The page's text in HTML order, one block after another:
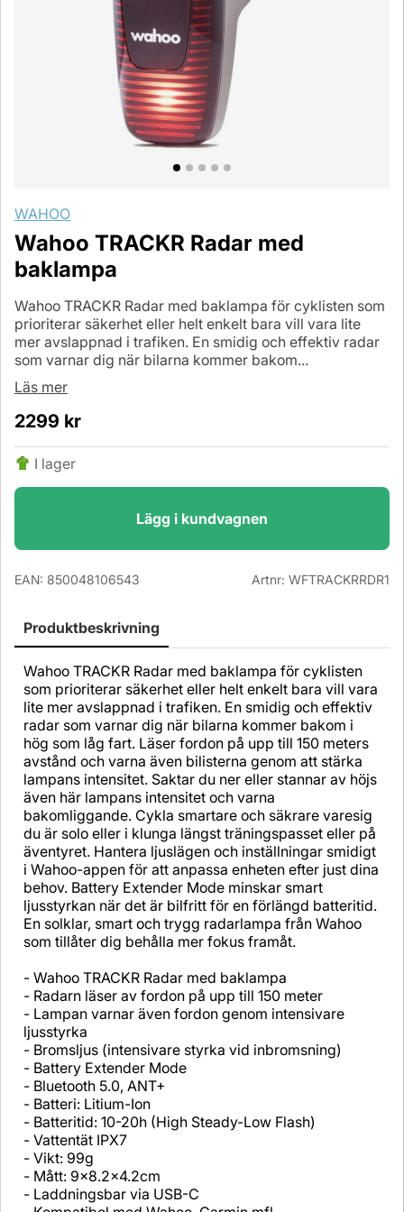
WAHOO
Wahoo TRACKR Radar med
baklampa
Wahoo TRACKR Radar med baklampa för cyklisten som
prioriterar säkerhet eller helt enkelt bara vill vara lite
mer avslappnad i trafiken. En smidig och effektiv radar
som varnar dig när bilarna kommer bakom...
Läs mer
2299 kr
I lager
Lägg i kundvagnen
EAN: 850048106543 Artnr: WFTRACKRRDR1
Produktbeskrivning
Wahoo TRACKR Radar med baklampa för cyklisten
som prioriterar säkerhet eller helt enkelt bara vill vara
lite mer avslappnad i trafiken. En smidig och effektiv
radar som varnar dig när bilarna kommer bakom i
hög som låg fart. Läser fordon på upp till 150 meters
avstånd och varna även bilisterna genom att stärka
lampans intensitet. Saktar du ner eller stannar av höjs
även här lampans intensitet och varna
bakomliggande. Cykla smartare och säkrare varesig
du är solo eller i klunga längst träningspasset eller på
äventyret. Hantera ljuslägen och inställningar smidigt
i Wahoo-appen för att anpassa enheten efter just dina
behov. Battery Extender Mode minskar smart
ljusstyrkan när det är bilfritt för en förlängd batteritid.
En solklar, smart och trygg radarlampa från Wahoo
som tillåter dig behålla mer fokus framåt.
- Wahoo TRACKR Radar med baklampa
- Radarn läser av fordon på upp till 150 meter
- Lampan varnar även fordon genom intensivare
ljusstyrka
- Bromsljus (intensivare styrka vid inbromsning)
- Battery Extender Mode
- Bluetooth 5.0, ANT+
- Batteri: Litium-Ion
- Batteritid: 10-20h (High Steady-Low Flash)
- Vattentät IPX7
- Vikt: 99g
- Mått: 9x8.2x4.2cm
- Laddningsbar via USB-C